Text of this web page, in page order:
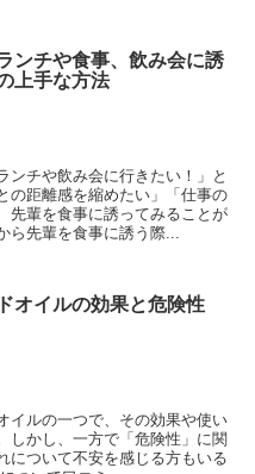
ンチや食事、飲み会に誘
上手な方法
ンチや飲み会に行きたい！」と
の距離感を縮めたい」「仕事の
先輩を食事に誘ってみることが
ら先輩を食事に誘う際...
オイルの効果と危険性
イルの一つで、その効果や使い
しかし、一方で「危険性」に関
について不安を感じる方もいる